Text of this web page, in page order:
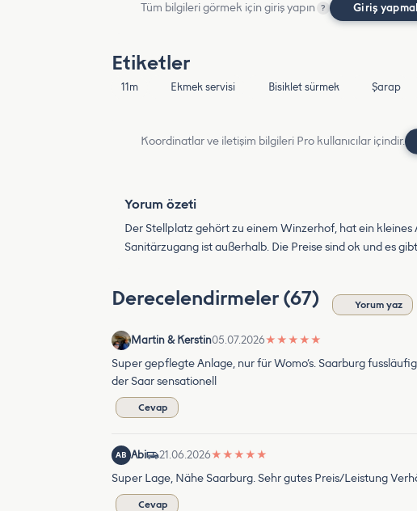
Tüm bilgileri görmek için giriş yapın ? Giriş
Etiketler
11m Ekmek servisi Bisiklet sürmek Şarap
Koordinatlar ve iletişim bilgileri Pro kullanıcılar içindir.
Yorum özeti
Der Stellplatz gehört zu einem Winzerhof, hat ein
Sanitärzugang ist außerhalb. Die Preise sind ok und es
Derecelendirmeler (67) Yorum yaz
Martin & Kerstin05.07.2026★ ★ ★ ★ ★
Super gepflegte Anlage, nur für Womo‘s. Saarburg
der Saar sensationell
Cevap
AB Abi 21.06.2026★ ★ ★ ★ ★
Super Lage, Nähe Saarburg. Sehr gutes Preis/Leistung
Cevap